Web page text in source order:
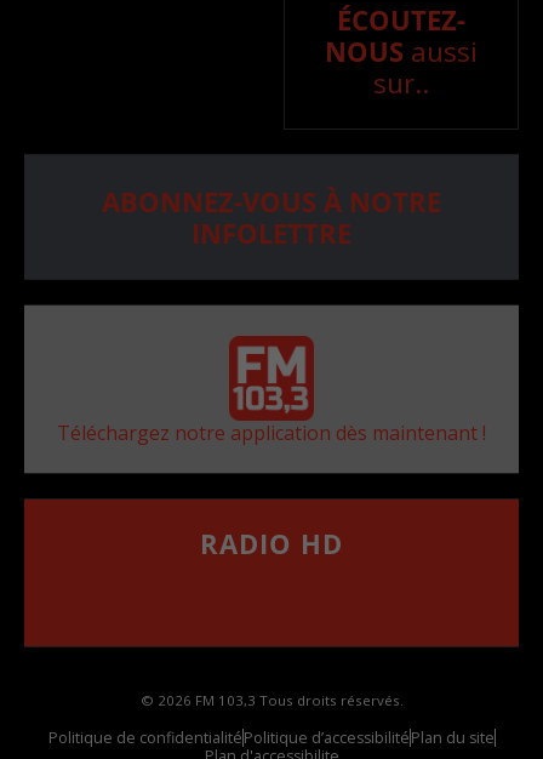
ÉCOUTEZ-
NOUS aussi
sur..
ABONNEZ-VOUS À NOTRE
INFOLETTRE
Téléchargez notre application dès maintenant !
RADIO HD
© 2026 FM 103,3 Tous droits réservés.
Politique de confidentialitéPolitique d’accessibilitéPlan du site